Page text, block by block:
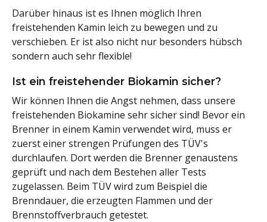
Darüber hinaus ist es Ihnen möglich Ihren
freistehenden Kamin leich zu bewegen und zu
verschieben. Er ist also nicht nur besonders hübsch
sondern auch sehr flexible!
Ist ein freistehender Biokamin sicher?
Wir können Ihnen die Angst nehmen, dass unsere
freistehenden Biokamine sehr sicher sind! Bevor ein
Brenner in einem Kamin verwendet wird, muss er
zuerst einer strengen Prüfungen des TÜV's
durchlaufen. Dort werden die Brenner genaustens
geprüft und nach dem Bestehen aller Tests
zugelassen. Beim TÜV wird zum Beispiel die
Brenndauer, die erzeugten Flammen und der
Brennstoffverbrauch getestet.